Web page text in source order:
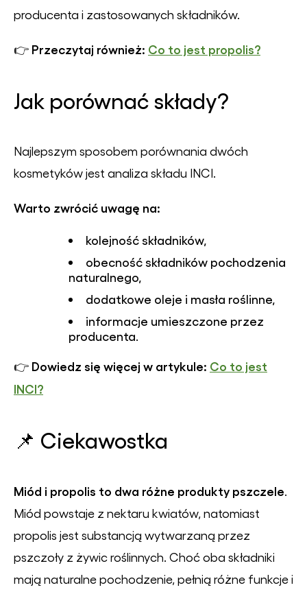
producenta i zastosowanych składników.
👉 Przeczytaj również: Co to jest propolis?
Jak porównać składy?
Najlepszym sposobem porównania dwóch
kosmetyków jest analiza składu INCI.
Warto zwrócić uwagę na:
kolejność składników,
obecność składników pochodzenia
naturalnego,
dodatkowe oleje i masła roślinne,
informacje umieszczone przez
producenta.
👉 Dowiedz się więcej w artykule: Co to jest
INCI?
📌 Ciekawostka
Miód i propolis to dwa różne produkty pszczele
Miód powstaje z nektaru kwiatów, natomiast
propolis jest substancją wytwarzaną przez
pszczoły z żywic roślinnych. Choć oba składniki
mają naturalne pochodzenie, pełnią różne funkcje i